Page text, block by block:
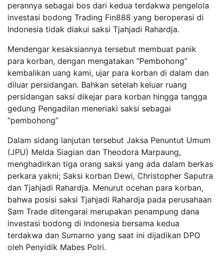
perannya sebagai bos dari kedua terdakwa pengelola
investasi bodong Trading Fin888 yang beroperasi di
Indonesia tidak diakui saksi Tjahjadi Rahardja.
Mendengar kesaksiannya tersebut membuat panik
para korban, dengan mengatakan “Pembohong”
kembalikan uang kami, ujar para korban di dalam dan
diluar persidangan. Bahkan setelah keluar ruang
persidangan saksi dikejar para korban hingga tangga
gedung Pengadilan meneriaki saksi sebagai
“pembohong”
Dalam sidang lanjutan tersebut Jaksa Penuntut Umum
(JPU) Melda Siagian dan Theodora Marpaung,
menghadirkan tiga orang saksi yang ada dalam berkas
perkara yakni; Saksi korban Dewi, Christopher Saputra
dan Tjahjadi Rahardja. Menurut ocehan para korban,
bahwa posisi saksi Tjahjadi Rahardja pada perusahaan
Sam Trade ditengarai merupakan penampung dana
investasi bodong di Indonesia bersama kedua
terdakwa dan Sumarno yang saat ini dijadikan DPO
oleh Penyidik Mabes Polri.